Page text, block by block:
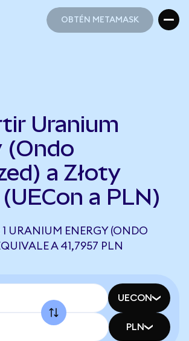
OBTÉN METAMASK
Uranium
(Ondo
a Złoty
a PLN)
URANIUM ENERGY (ONDO
A 41,7957 PLN
UECON
PLN